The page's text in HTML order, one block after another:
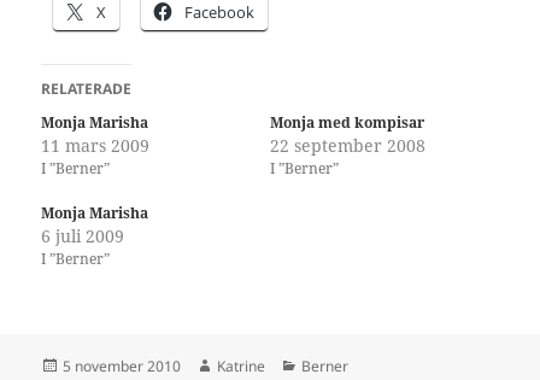
X Facebook
RELATERADE
Monja Marisha
11 mars 2009
I ”Berner”
Monja med kompisar
22 september 2008
I ”Berner”
Monja Marisha
6 juli 2009
I ”Berner”
Postat
5 november 2010 Författare
Katrine Kategorier
Berner